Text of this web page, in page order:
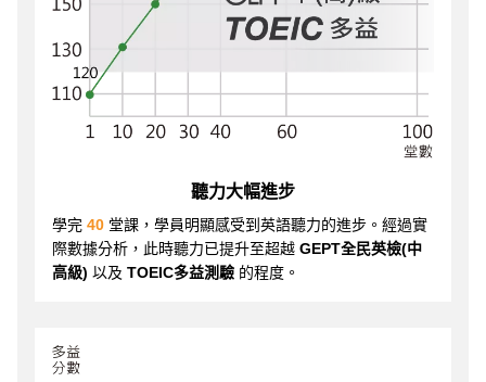
聽力大幅進步
學完 40 堂課，學員明顯感受到英語聽力的進步。經過實
際數據分析，此時聽力已提升至超越 GEPT全民英檢(中
高級) 以及 TOEIC多益測驗 的程度。